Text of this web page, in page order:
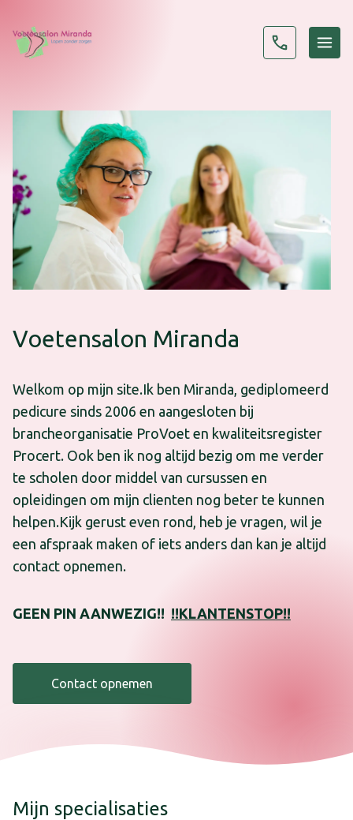
Voetensalon Miranda
Welkom op mijn site.Ik ben Miranda, gediplomeerd
pedicure sinds 2006 en aangesloten bij
brancheorganisatie ProVoet en kwaliteitsregister
Procert. Ook ben ik nog altijd bezig om me verder
te scholen door middel van cursussen en
opleidingen om mijn clienten nog beter te kunnen
helpen.Kijk gerust even rond, heb je vragen, wil je
een afspraak maken of iets anders dan kan je altijd
contact opnemen.
GEEN PIN AANWEZIG!! !!KLANTENSTOP!!
Contact opnemen
Mijn specialisaties